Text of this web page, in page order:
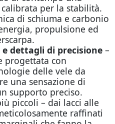
per la stabilità.
di schiuma e carbonio
propulsione ed
dettagli di precisione–
progettata con
delle vele da
una sensazione di
supporto preciso.
piccoli – dai lacci alle
raffinati